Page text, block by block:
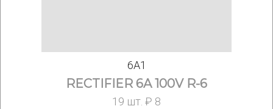
6A1
RECTIFIER 6A 100V R-6
19 шт. ₽ 8